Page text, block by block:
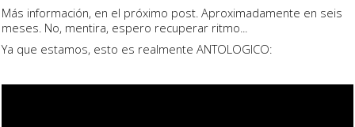
Más información, en el próximo post. Aproximadamente en seis
meses. No, mentira, espero recuperar ritmo...
Ya que estamos, esto es realmente ANTOLOGICO: